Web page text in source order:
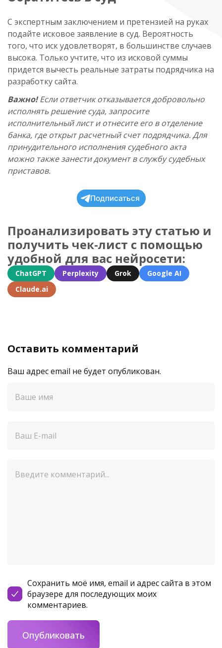
С экспертным заключением и претензией на руках
подайте исковое заявление в суд. Вероятность
того, что иск удовлетворят, в большинстве случаев
высока. Только учтите, что из исковой суммы
придется вычесть реальные затраты подрядчика на
разработку сайта.
Важно!Если ответчик отказывается добровольно
исполнять решение суда, запросите
исполнительный лист и отнесите его в отделение
банка, где открыт расчетный счет подрядчика. Для
принудительного исполнения судебного акта
можно также занести документ в службу судебных
приставов.
Подписаться
Проанализировать эту статью и
получить чек-лист с помощью
удобной для вас нейросети:
ChatGPT Perplexity Grok
Google AI
Claude.ai
Оставить комментарий
Ваш адрес email не будет опубликован.
Сохранить моё имя, email и адрес сайта в этом
браузере для последующих моих
комментариев.